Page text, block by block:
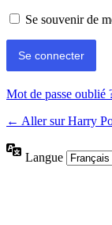
Se souvenir de
Mot de passe oublié
← Aller sur Harry
Langue